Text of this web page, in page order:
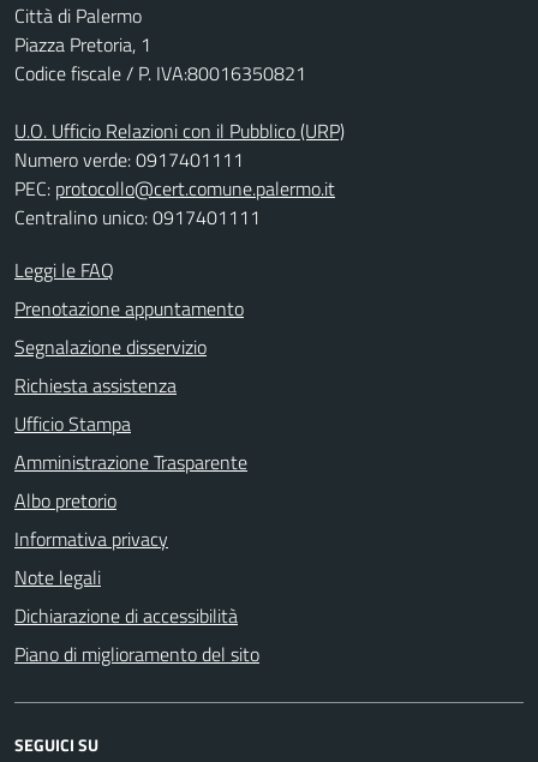
Città di Palermo
Piazza Pretoria, 1
Codice fiscale / P. IVA:80016350821
U.O. Ufficio Relazioni con il Pubblico (URP)
Numero verde: 0917401111
PEC: protocollo@cert.comune.palermo.it
Centralino unico: 0917401111
Leggi le FAQ
Prenotazione appuntamento
Segnalazione disservizio
Richiesta assistenza
Ufficio Stampa
Amministrazione Trasparente
Albo pretorio
Informativa privacy
Note legali
Dichiarazione di accessibilità
Piano di miglioramento del sito
SEGUICI SU